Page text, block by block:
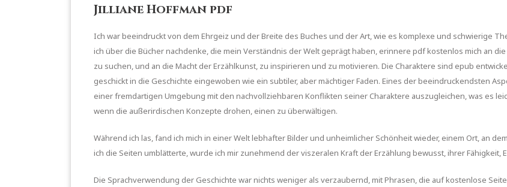
Jilliane Hoffman pdf
Ich war beeindruckt von dem Ehrgeiz und der Breite des Buches und der Art, wie es komplexe und schwierige
ich über die Bücher nachdenke, die mein Verständnis der Welt geprägt haben, erinnere pdf kostenlos mich an
zu suchen, und an die Macht der Erzählkunst, zu inspirieren und zu motivieren. Die Charaktere sind epub
geschickt in die Geschichte eingewoben wie ein subtiler, aber mächtiger Faden. Eines der beeindruckendsten
einer fremdartigen Umgebung mit den nachvollziehbaren Konflikten seiner Charaktere auszugleichen, was es
wenn die außerirdischen Konzepte drohen, einen zu überwältigen.
Während ich las, fand ich mich in einer Welt lebhafter Bilder und unheimlicher Schönheit wieder, einem Ort, an
ich die Seiten umblätterte, wurde ich mir zunehmend der viszeralen Kraft der Erzählung bewusst, ihrer
Die Sprachverwendung der Geschichte war nichts weniger als verzaubernd, mit Phrasen, die auf kostenlose